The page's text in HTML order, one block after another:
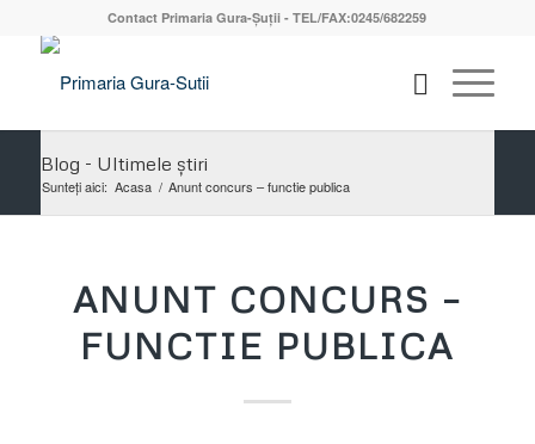
Contact Primaria Gura-Șuții - TEL/FAX:0245/682259
Blog - Ultimele știri
Sunteți aici: Acasa / Anunt concurs – functie publica
ANUNT CONCURS –
FUNCTIE PUBLICA